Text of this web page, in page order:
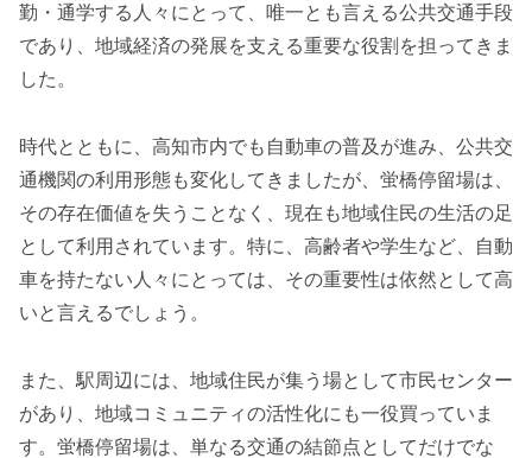
勤・通学する人々にとって、唯一とも言える公共交通手段
であり、地域経済の発展を支える重要な役割を担ってきま
した。
時代とともに、高知市内でも自動車の普及が進み、公共交
通機関の利用形態も変化してきましたが、蛍橋停留場は、
その存在価値を失うことなく、現在も地域住民の生活の足
として利用されています。特に、高齢者や学生など、自動
車を持たない人々にとっては、その重要性は依然として高
いと言えるでしょう。
また、駅周辺には、地域住民が集う場として市民センター
があり、地域コミュニティの活性化にも一役買っていま
す。蛍橋停留場は、単なる交通の結節点としてだけでな